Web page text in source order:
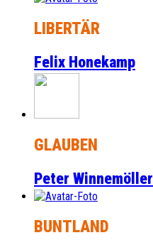
LIBERTÄR
Felix Honekamp
GLAUBEN
Peter Winnemöller
BUNTLAND